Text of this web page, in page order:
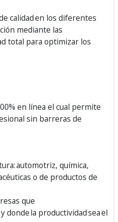
calidad en los diferentes
mediante las
total para optimizar los
en línea el cual permite
sin barreras de
automotriz, química,
o de productos de
que
donde la productividad sea el